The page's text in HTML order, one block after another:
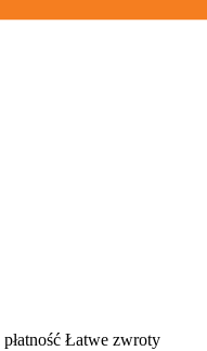
Łatwe zwroty